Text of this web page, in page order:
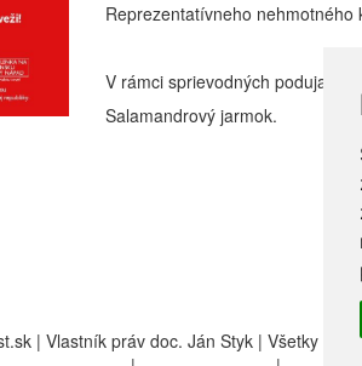
Reprezentatívneho nehmotného
V rámci sprievodných podujatí k
Salamandrový jarmok.
| Vlastník práv doc. Ján Styk | Všetky